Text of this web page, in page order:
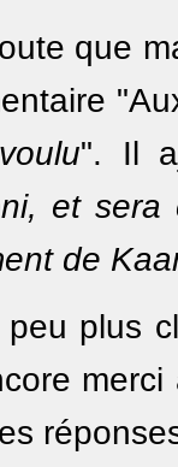
que
". Il
et
de
plus